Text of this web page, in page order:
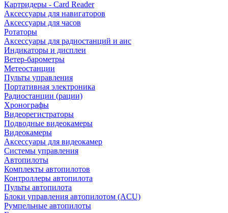
Картридеры - Card Reader
Аксессуары для навигаторов
Аксессуары для часов
Ротаторы
Аксессуары для радиостанций и аис
Индикаторы и дисплеи
Ветер-барометры
Метеостанции
Пульты управления
Портативная электроника
Радиостанции (рации)
Хронографы
Видеорегистраторы
Подводные видеокамеры
Видеокамеры
Аксессуары для видеокамер
Системы управления
Автопилоты
Комплекты автопилотов
Контроллеры автопилота
Пульты автопилота
Блоки управления автопилотом (ACU)
Румпельные автопилоты